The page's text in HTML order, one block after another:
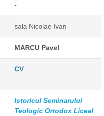
-
sala Nicolae Ivan
MARCU Pavel
CV
Istoricul Seminarului
Teologic Ortodox Liceal